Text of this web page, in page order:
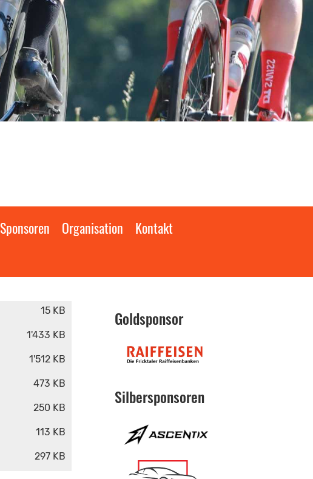
Sponsoren Organisation Kontakt
15 KB
1'433 KB
1'512 KB
473 KB
250 KB
113 KB
297 KB
Goldsponsor
Silbersponsoren